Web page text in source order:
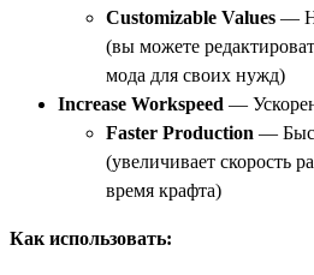
Customizable Values —
(вы можете
мода для своих нужд)
Increase Workspeed —
Faster Production —
(увеличивает скорость
время крафта)
Как использовать: